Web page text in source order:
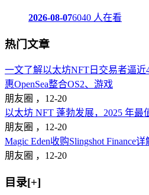
2026-08-076040 人在看
热门文章
一文了解以太坊NFT日交易者逼
惠OpenSea整合OS2、游戏
朋友圈 ， 12-20
以太坊 NFT 蓬勃发展，2025 年最
朋友圈 ， 12-20
Magic Eden收购Slingshot Finance
朋友圈 ， 12-20
目录[+]